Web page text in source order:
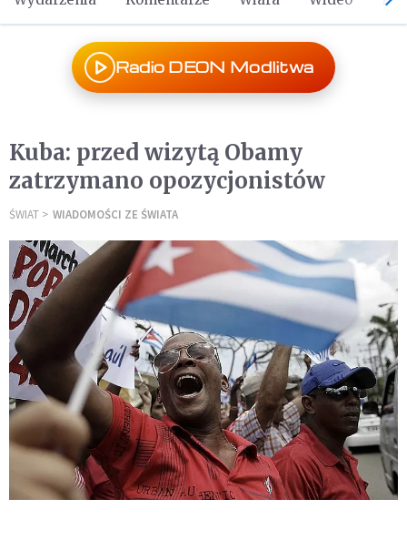
Radio DEON Modlitwa
Kuba: przed wizytą Obamy
zatrzymano opozycjonistów
ŚWIAT WIADOMOŚCI ZE ŚWIATA